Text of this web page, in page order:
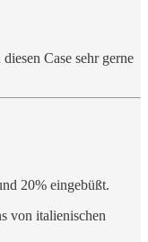
Case sehr gerne
20% eingebüßt.
von italienischen